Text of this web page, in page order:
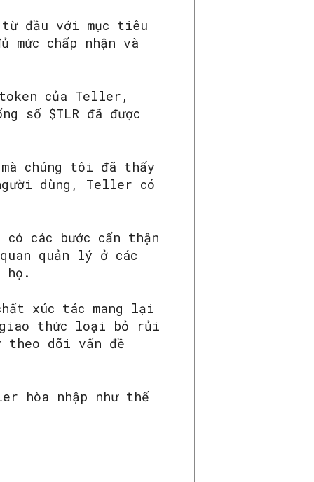
đầu với mục tiêu
chấp nhận và
của Teller,
số $TLR đã được
chúng tôi đã thấy
dùng, Teller có
các bước cẩn thận
quản lý ở các
họ.
xúc tác mang lại
giao thức loại bỏ rủi
dõi vấn đề
hòa nhập như thế